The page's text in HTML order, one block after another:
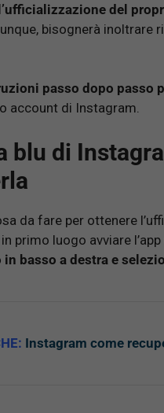
del
bisognerà inoltrare
passo dopo passo
account di Instagram.
blu di
da fare per ottenere
primo luogo avviare
in basso a destra e
Instagram come